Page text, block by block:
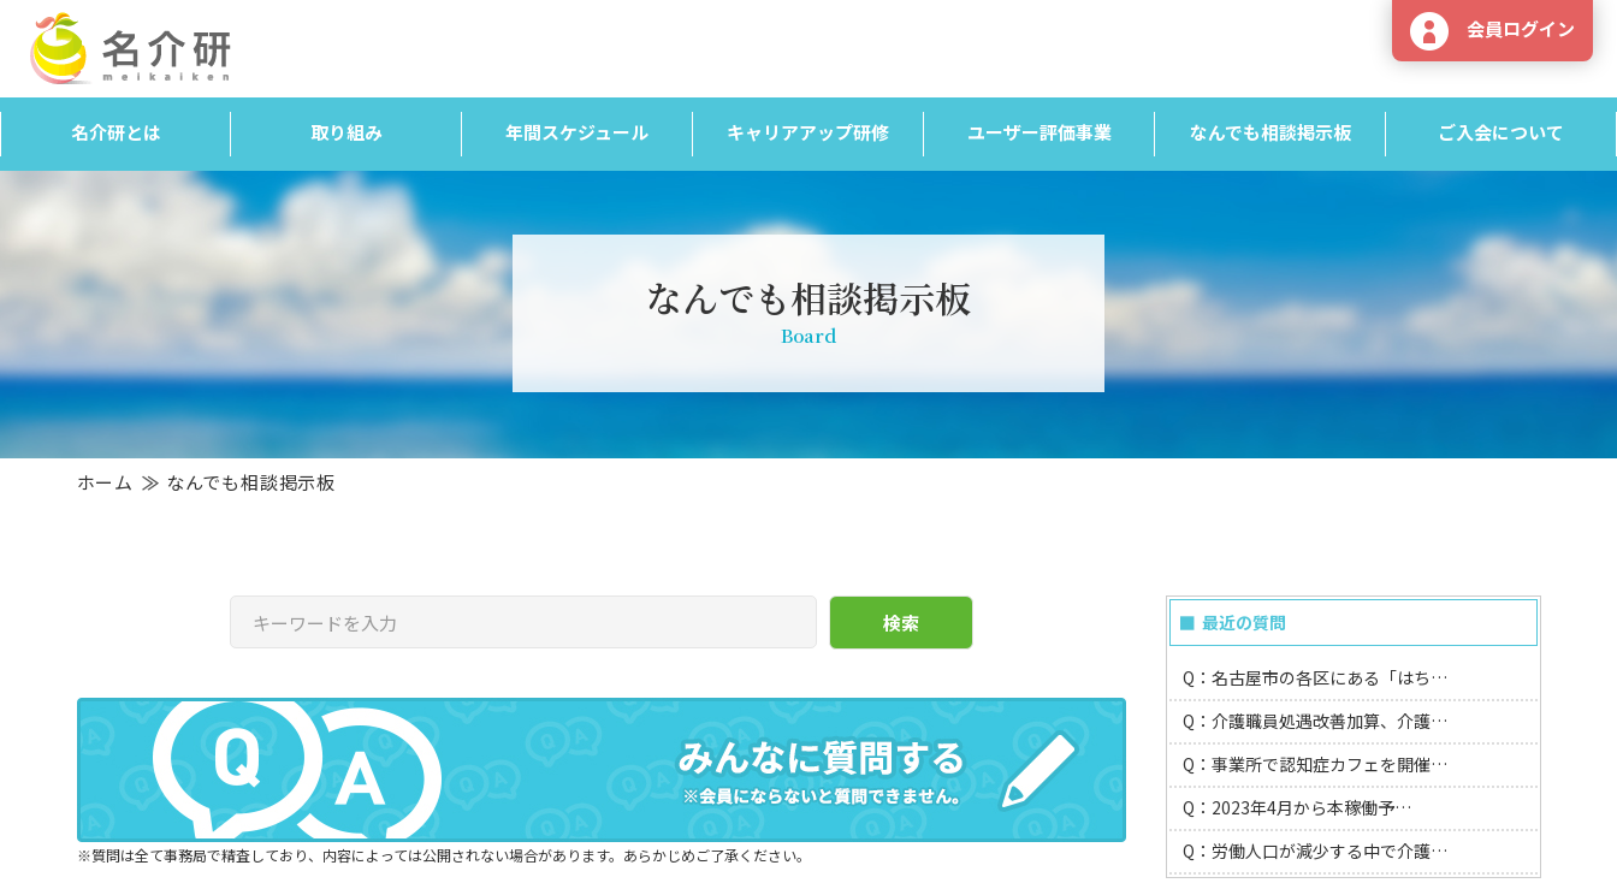
会員ログイン
名介研とは 取り組み 年間スケジュール キャリアアップ研修 ユーザー評価事業 なんでも相談掲示板 ご入会について
なんでも相談掲示板
Board
ホーム なんでも相談掲示板
※質問は全て事務局で精査しており、内容によっては公開されない場合があります。あらかじめご了承ください。
最近の質問
Q：名古屋市の各区にある「はち…
Q：介護職員処遇改善加算、介護…
Q：事業所で認知症カフェを開催…
Q：2023年4月から本稼働予…
Q：労働人口が減少する中で介護…